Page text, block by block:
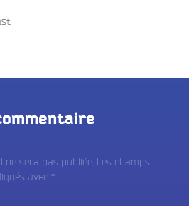
sera pas publiée. Les champs
avec *